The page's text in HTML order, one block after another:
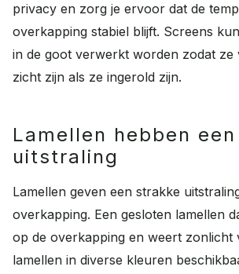
privacy en zorg je ervoor dat de
overkapping stabiel blijft. Screens
in de goot verwerkt worden zodat ze
zicht zijn als ze ingerold zijn.
Lamellen hebben
uitstraling
Lamellen geven een strakke
overkapping. Een gesloten lamellen
op de overkapping en weert zonlicht
lamellen in diverse kleuren